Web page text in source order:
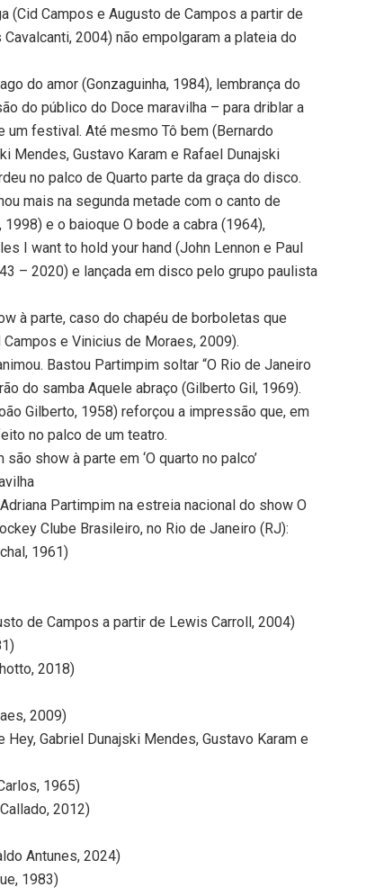
(Cid Campos e Augusto de Campos a partir de
2004) não empolgaram a plateia do
do amor (Gonzaguinha, 1984), lembrança do
do público do Doce maravilha – para driblar a
festival. Até mesmo Tô bem (Bernardo
Mendes, Gustavo Karam e Rafael Dunajski
no palco de Quarto parte da graça do disco.
mais na segunda metade com o canto de
e o baioque O bode a cabra (1964),
I want to hold your hand (John Lennon e Paul
– 2020) e lançada em disco pelo grupo paulista
à parte, caso do chapéu de borboletas que
e Vinicius de Moraes, 2009).
Bastou Partimpim soltar “O Rio de Janeiro
do samba Aquele abraço (Gilberto Gil, 1969).
Gilberto, 1958) reforçou a impressão que, em
no palco de um teatro.
show à parte em ‘O quarto no palco’
Partimpim na estreia nacional do show O
Clube Brasileiro, no Rio de Janeiro (RJ):
1961)
de Campos a partir de Lewis Carroll, 2004)
2018)
2009)
Gabriel Dunajski Mendes, Gustavo Karam e
1965)
2012)
Antunes, 2024)
1983)